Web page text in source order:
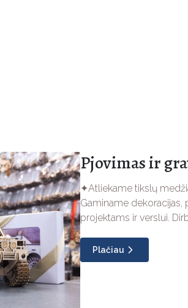
Pjovimas ir
✦Atliekame tikslų
Gaminame dekoracijas,
projektams ir verslui.
Plačiau